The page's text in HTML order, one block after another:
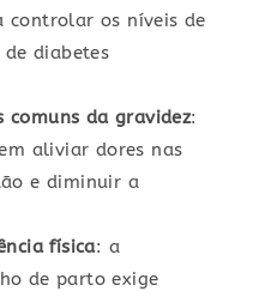
controlar os níveis de
diabetes
comuns da gravidez:
aliviar dores nas
e diminuir a
física: a
de parto exige